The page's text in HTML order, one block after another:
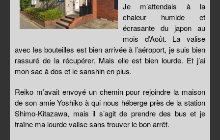
Je m’attendais à la
chaleur humide et
écrasante du japon au
mois d’Août. La valise
avec les bouteilles est bien arrivée à l’aéroport, je suis bien
rassuré de la récupérer. Mais elle est bien lourde. Et j’ai
mon sac à dos et le sanshin en plus.
Reiko m’avait envoyé un chemin pour rejoindre la maison
de son amie Yoshiko à qui nous héberge près de la station
Shimo-Kitazawa, mais il s’agit de prendre des bus et je
traîne ma lourde valise sans trouver le bon arrêt.